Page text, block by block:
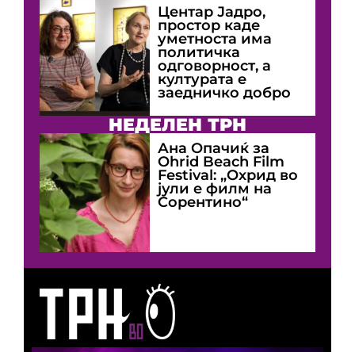
Центар Јадро,
простор каде
уметноста има
политичка
одговорност, а
културата е
заедничко добро
НЕДЕЛЕН ТРН
Ана Опачиќ за
Оhrid Beach Film
Festival: „Охрид во
јули е филм на
Сорентино“